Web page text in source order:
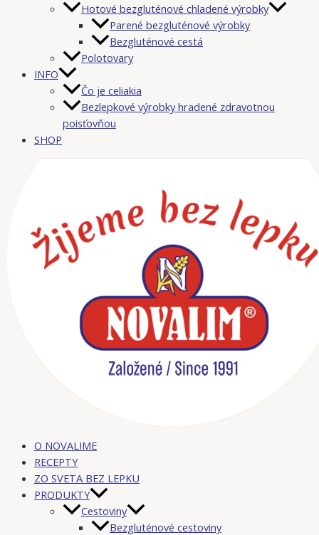
Hotové bezgluténové chladené výrobky
Parené bezgluténové výrobky
Bezgluténové cestá
Polotovary
INFO
Čo je celiakia
Bezlepkové výrobky hradené zdravotnou
poisťovňou
SHOP
O NOVALIME
RECEPTY
ZO SVETA BEZ LEPKU
PRODUKTY
Cestoviny
Bezgluténové cestoviny